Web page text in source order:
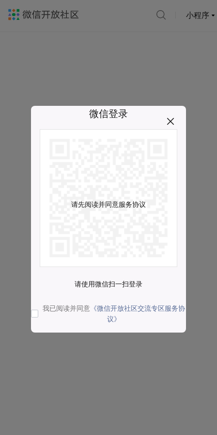
小程序
微信登录
请先阅读并同意服务协议
请使用微信扫一扫登录
我已阅读并同意 《微信开放社区交流专区服务协
议》